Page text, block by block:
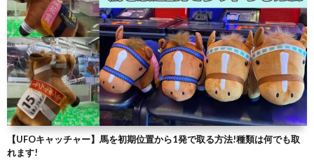
【UFOキャッチャー】馬を初期位置から1発で取る方法!種類は何でも取
れます!